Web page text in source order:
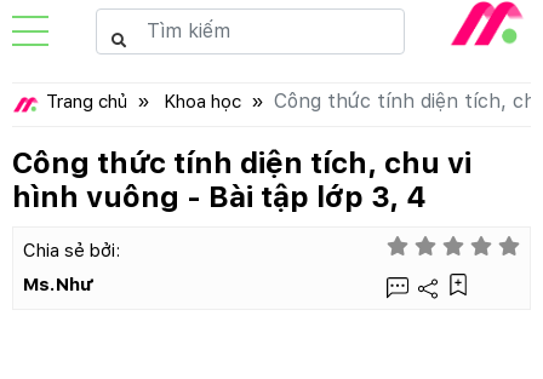
Trang chủ Khoa học Công thức tính diện tích,
Công thức tính diện tích, chu vi
hình vuông - Bài tập lớp 3, 4
Chia sẻ bởi:
Ms.Như